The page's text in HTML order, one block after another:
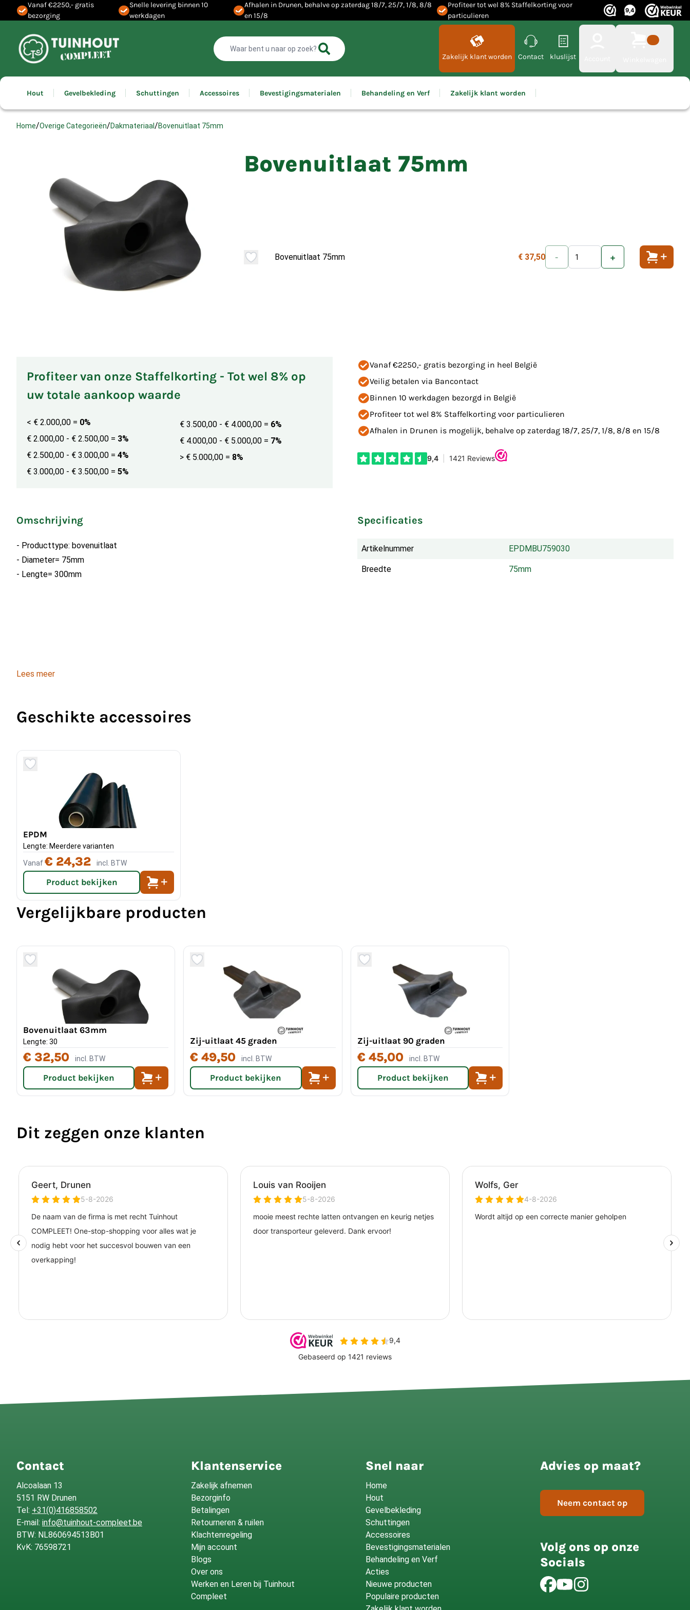
Vanaf €2250,- gratis
bezorging
Snelle levering binnen 10
werkdagen
Afhalen in Drunen, behalve op zaterdag 18/7, 25/7, 1/8, 8/8
en 15/8
Profiteer tot wel 8% Staffelkorting voor
particulieren
Zakelijk klant worden Contact kluslijst
Hout Gevelbekleding Schuttingen Accessoires Bevestigingsmaterialen Behandeling en Verf Zakelijk klant worden
Home/Overige Categorieën/Dakmateriaal /Bovenuitlaat 75mm
Bovenuitlaat 75mm
Bovenuitlaat 75mm € 37,50 - +
Profiteer van onze Staffelkorting - Tot wel 8% op
uw totale aankoop waarde
< € 2.000,00 = 0%
€ 2.000,00 - € 2.500,00 = 3%
€ 2.500,00 - € 3.000,00 = 4%
€ 3.000,00 - € 3.500,00 = 5%
€ 3.500,00 - € 4.000,00 = 6%
€ 4.000,00 - € 5.000,00 = 7%
> € 5.000,00 = 8%
Vanaf €2250,- gratis bezorging in heel België
Veilig betalen via Bancontact
Binnen 10 werkdagen bezorgd in België
Profiteer tot wel 8% Staffelkorting voor particulieren
Afhalen in Drunen is mogelijk, behalve op zaterdag 18/7, 25/7, 1/8, 8/8 en 15/8
Omschrijving
- Producttype: bovenuitlaat
- Diameter= 75mm
- Lengte= 300mm
Lees meer
Specificaties
Artikelnummer EPDMBU759030
Breedte 75mm
Geschikte accessoires
EPDM
Lengte: Meerdere varianten
Vanaf€ 24,32 incl. BTW
Product bekijken
Vergelijkbare producten
Bovenuitlaat 63mm
Lengte: 30
€ 32,50 incl. BTW
Product bekijken
Zij-uitlaat 45 graden
€ 49,50 incl. BTW
Product bekijken
Zij-uitlaat 90 graden
€ 45,00 incl. BTW
Product bekijken
Dit zeggen onze klanten
Contact
Alcoalaan 13
5151 RW Drunen
Tel: +31(0)416858502
E-mail: info@tuinhout-compleet.be
BTW: NL860694513B01
KvK: 76598721
Klantenservice
Zakelijk afnemen
Bezorginfo
Betalingen
Retourneren & ruilen
Klachtenregeling
Mijn account
Blogs
Over ons
Werken en Leren bij Tuinhout
Compleet
Snel naar
Home
Hout
Gevelbekleding
Schuttingen
Accessoires
Bevestigingsmaterialen
Behandeling en Verf
Acties
Nieuwe producten
Populaire producten
Advies op maat?
Neem contact op
Volg ons op onze
Socials